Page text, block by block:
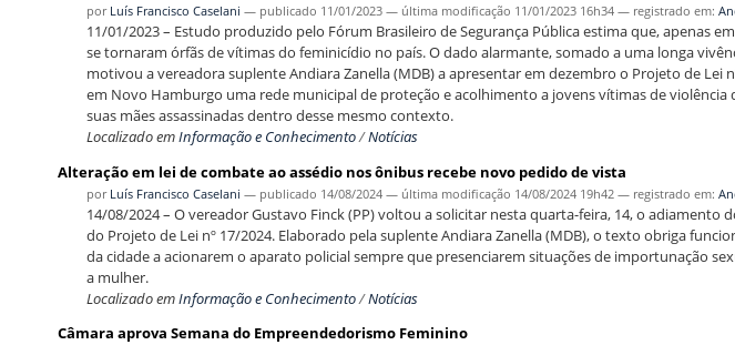
por Luís Francisco Caselani — publicado 11/01/2023 — última modificação 11/01/2023 16h34 — registrado em:
11/01/2023 – Estudo produzido pelo Fórum Brasileiro de Segurança Pública estima que, apenas
se tornaram órfãs de vítimas do feminicídio no país. O dado alarmante, somado a uma longa
motivou a vereadora suplente Andiara Zanella (MDB) a apresentar em dezembro o Projeto de Lei
em Novo Hamburgo uma rede municipal de proteção e acolhimento a jovens vítimas de violência
suas mães assassinadas dentro desse mesmo contexto.
Localizado emInformação e Conhecimento/Notícias
Alteração em lei de combate ao assédio nos ônibus recebe novo pedido de vista
por Luís Francisco Caselani — publicado 14/08/2024 — última modificação 14/08/2024 19h42 — registrado em:
14/08/2024 – O vereador Gustavo Finck (PP) voltou a solicitar nesta quarta-feira, 14, o adiamento
do Projeto de Lei nº 17/2024. Elaborado pela suplente Andiara Zanella (MDB), o texto obriga
da cidade a acionarem o aparato policial sempre que presenciarem situações de importunação
a mulher.
Localizado emInformação e Conhecimento/Notícias
Câmara aprova Semana do Empreendedorismo Feminino